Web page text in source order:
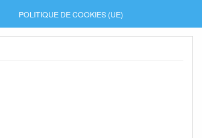
POLITIQUE DE COOKIES (UE)